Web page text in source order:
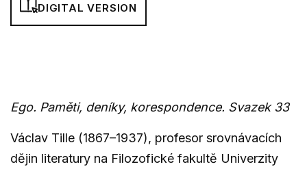
DIGITAL VERSION
Ego. Paměti, deníky, korespondence. Svazek 33
Václav Tille (1867–1937), profesor srovnávacích
dějin literatury na Filozofické fakultě Univerzity